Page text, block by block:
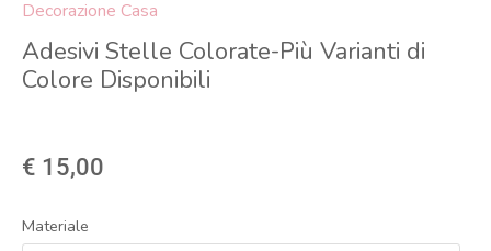
Decorazione Casa
Adesivi Stelle Colorate-Più Varianti di
Colore Disponibili
€ 15,00
Materiale